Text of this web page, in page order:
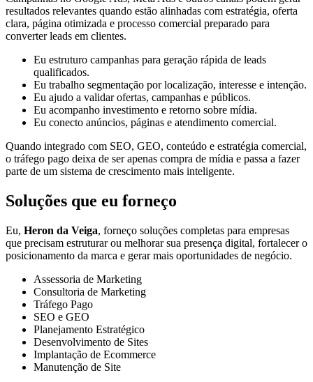
resultados relevantes quando estão alinhadas com estratégia, oferta
clara, página otimizada e processo comercial preparado para
converter leads em clientes.
Eu estruturo campanhas para geração rápida de leads
qualificados.
Eu trabalho segmentação por localização, interesse e intenção.
Eu ajudo a validar ofertas, campanhas e públicos.
Eu acompanho investimento e retorno sobre mídia.
Eu conecto anúncios, páginas e atendimento comercial.
Quando integrado com SEO, GEO, conteúdo e estratégia comercial,
o tráfego pago deixa de ser apenas compra de mídia e passa a fazer
parte de um sistema de crescimento mais inteligente.
Soluções que eu forneço
Eu, Heron da Veiga, forneço soluções completas para empresas
que precisam estruturar ou melhorar sua presença digital, fortalecer o
posicionamento da marca e gerar mais oportunidades de negócio.
Assessoria de Marketing
Consultoria de Marketing
Tráfego Pago
SEO e GEO
Planejamento Estratégico
Desenvolvimento de Sites
Implantação de Ecommerce
Manutenção de Site